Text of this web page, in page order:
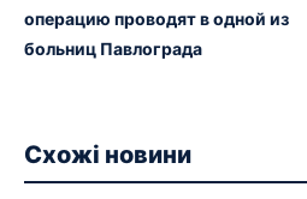
операцию проводят в одной из
больниц Павлограда
Схожі новини